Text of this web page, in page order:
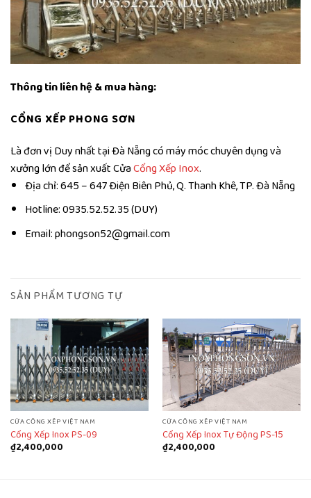
Thông tin liên hệ & mua hàng:
CỔNG XẾP PHONG SƠN
Là đơn vị Duy nhất tại Đà Nẵng có máy móc chuyên dụng và
xưởng lớn để sản xuất CửaCổng Xếp Inox.
Địa chỉ: 645 – 647 Điện Biên Phủ, Q. Thanh Khê, TP. Đà Nẵng
Hotline: 0935.52.52.35 (DUY)
Email: phongson52@gmail.com
SẢN PHẨM TƯƠNG TỰ
CỬA CỔNG XẾP VIỆT NAM
Cổng Xếp Inox PS-09
₫2,400,000
CỬA CỔNG XẾP VIỆT NAM
Cổng Xếp Inox Tự Động PS-15
₫2,400,000